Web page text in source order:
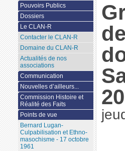
Pouvoirs Publics
Dossiers
Le CLAN-R
Contacter le CLAN-R
Domaine du CLAN-R
Actualités de nos
associations
Communication
Nouvelles d’ailleurs...
Commission Histoire et
Réalité des Faits
Points de vue
Bernard Lugan-
Culpabilisation et Ethno-
masochisme - 17 octobre
1961